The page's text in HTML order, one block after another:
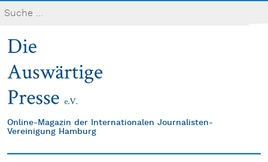
Online-Magazin der Internationalen Journalisten-
Vereinigung Hamburg